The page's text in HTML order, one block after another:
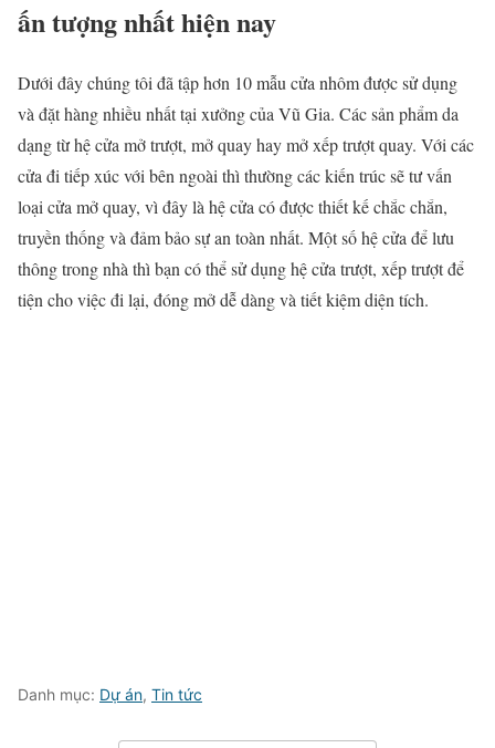
ấn tượng nhất hiện nay
Dưới đây chúng tôi đã tập hơn 10 mẫu cửa nhôm được sử dụng
và đặt hàng nhiều nhất tại xưởng của Vũ Gia. Các sản phẩm da
dạng từ hệ cửa mở trượt, mở quay hay mở xếp trượt quay. Với các
cửa đi tiếp xúc với bên ngoài thì thường các kiến trúc sẽ tư vấn
loại cửa mở quay, vì đây là hệ cửa có được thiết kế chắc chắn,
truyền thống và đảm bảo sự an toàn nhất. Một số hệ cửa để lưu
thông trong nhà thì bạn có thể sử dụng hệ cửa trượt, xếp trượt để
tiện cho việc đi lại, đóng mở dễ dàng và tiết kiệm diện tích.
Danh mục: Dự án, Tin tức